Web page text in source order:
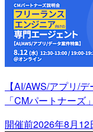
【AI/AWS/アプリ/
「CMパートナーズ
開催前2026年8月12